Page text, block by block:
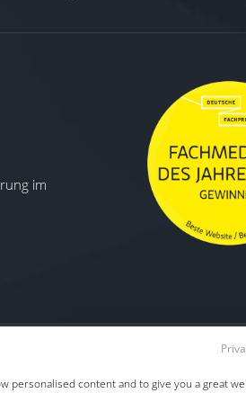
im
Datenschutz
personalised content and to give you a great